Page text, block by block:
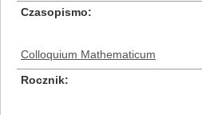
Czasopismo
Colloquium Mathematicum
Rocznik